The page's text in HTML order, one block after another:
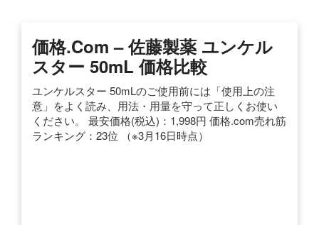
価格.com – 佐藤製薬 ユンケル
スター 50mL 価格比較
ユンケルスター 50mLのご使用前には「使用上の注
意」をよく読み、用法・用量を守って正しくお使い
ください。 最安価格(税込)：1,998円 価格.com売れ筋
ランキング：23位 （※3月16日時点）